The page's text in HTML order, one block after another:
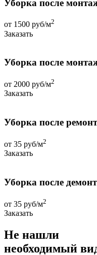
Уборка после
от 1500 руб/м2
Заказать
Уборка после
от 2000 руб/м2
Заказать
Уборка после
от 35 руб/м2
Заказать
Уборка после
от 35 руб/м2
Заказать
Не нашли
необходимый